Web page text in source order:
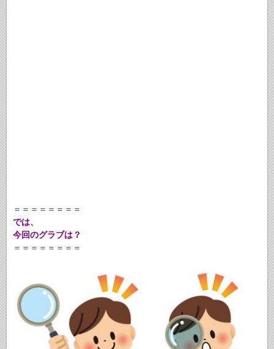
＝＝＝＝＝＝＝＝
では、
今回のグラブは？
＝＝＝＝＝＝＝＝